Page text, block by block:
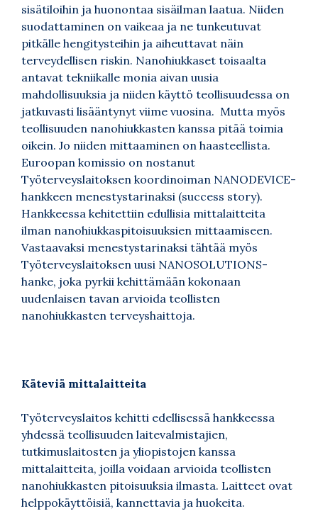
sisätiloihin ja huonontaa sisäilman laatua. Niiden
suodattaminen on vaikeaa ja ne tunkeutuvat
pitkälle hengitysteihin ja aiheuttavat näin
terveydellisen riskin. Nanohiukkaset toisaalta
antavat tekniikalle monia aivan uusia
mahdollisuuksia ja niiden käyttö teollisuudessa on
jatkuvasti lisääntynyt viime vuosina. Mutta myös
teollisuuden nanohiukkasten kanssa pitää toimia
oikein. Jo niiden mittaaminen on haasteellista.
Euroopan komissio on nostanut
Työterveyslaitoksen koordinoiman NANODEVICE-
hankkeen menestystarinaksi (success story).
Hankkeessa kehitettiin edullisia mittalaitteita
ilman nanohiukkaspitoisuuksien mittaamiseen.
Vastaavaksi menestystarinaksi tähtää myös
Työterveyslaitoksen uusi NANOSOLUTIONS-
hanke, joka pyrkii kehittämään kokonaan
uudenlaisen tavan arvioida teollisten
nanohiukkasten terveyshaittoja.
Käteviä mittalaitteita
Työterveyslaitos kehitti edellisessä hankkeessa
yhdessä teollisuuden laitevalmistajien,
tutkimuslaitosten ja yliopistojen kanssa
mittalaitteita, joilla voidaan arvioida teollisten
nanohiukkasten pitoisuuksia ilmasta. Laitteet ovat
helppokäyttöisiä, kannettavia ja huokeita.